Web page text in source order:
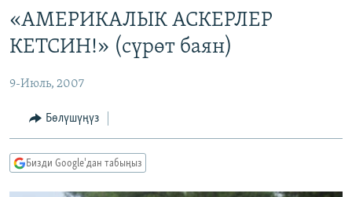
Издөөгө
салыңыз
ЭКОНОМИКА
МАДАНИЯТ
БОРБОР АЗИЯ
АТАЙЫН ИЛИКТӨӨ
ТВ ПРОГРАММАЛАР
ЭКСПЕРТТЕР ТАЛДАЙТ
ӨЗГӨЧӨ ПИКИР
«АМЕРИКАЛЫК АСКЕРЛЕР
КЕТСИН!» (cүрөт баян)
9-Июль, 2007
Бөлүшүңүз
Бизди Google'дан табыңыз